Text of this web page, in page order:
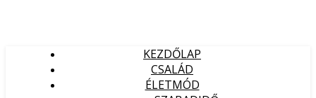
KEZDŐLAP
CSALÁD
ÉLETMÓD